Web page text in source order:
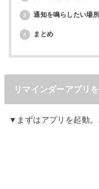
3 通知を鳴らしたい場
4 まとめ
リマインダーアプリ
▼まずはアプリを起動。